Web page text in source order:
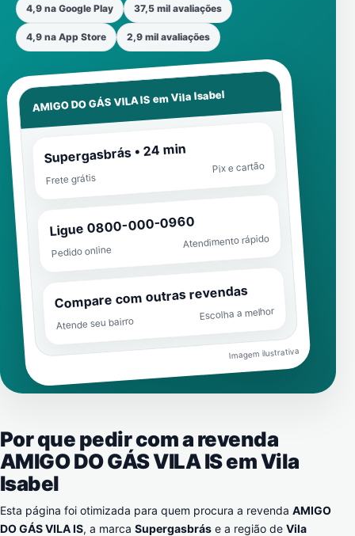
4,9 na Google Play 37,5 mil avaliações
4,9 na App Store 2,9 mil avaliações
AMIGO DO GÁS VILA IS emVila Isabel
Supergasbrás • 24 min
Frete grátis
Pix e cartão
Ligue 0800-000-0960
Pedido online
Atendimento rápido
Compare com outras revendas
Atende seu bairro
Escolha a melhor
Imagem ilustrativa
Por que pedir com a revenda
AMIGO DO GÁS VILA IS emVila
Isabel
Esta página foi otimizada para quem procura a revenda AMIGO
DO GÁS VILA IS, a marca Supergasbrás e a região de Vila